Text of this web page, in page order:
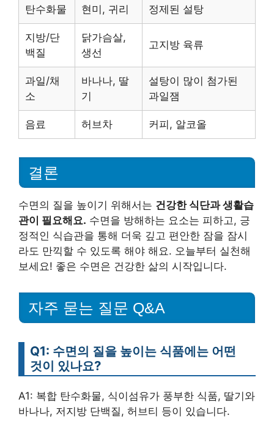
탄수화물 현미, 귀리 정제된 설탕
지방/단
백질
닭가슴살,
생선
고지방 육류
과일/채
소
바나나, 딸
기
설탕이 많이 첨가된
과일잼
음료 허브차 커피, 알코올
결론
수면의 질을 높이기 위해서는 건강한 식단과 생활습
관이 필요해요. 수면을 방해하는 요소는 피하고, 긍
정적인 식습관을 통해 더욱 깊고 편안한 잠을 잠시
라도 만끽할 수 있도록 해야 해요. 오늘부터 실천해
보세요! 좋은 수면은 건강한 삶의 시작입니다.
자주 묻는 질문 Q&A
Q1: 수면의 질을 높이는 식품에는 어떤
것이 있나요?
A1: 복합 탄수화물, 식이섬유가 풍부한 식품, 딸기와
바나나, 저지방 단백질, 허브티 등이 있습니다.